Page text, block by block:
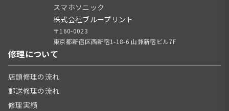
スマホソニック
株式会社ブループリント
〒160-0023
東京都新宿区西新宿1-18-6 山兼新宿ビル7F
修理について
店頭修理の流れ
郵送修理の流れ
修理実績